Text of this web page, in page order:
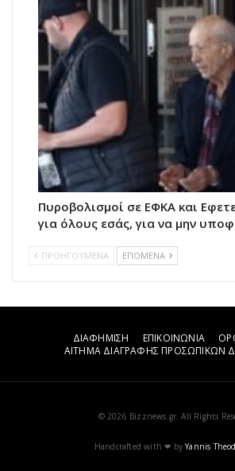
Πυροβολισμοί σε ΕΦΚΑ και
για όλους εσάς, για να μην
ΠΡΟΗΓΟΥΜΕΝΑ ΕΠΟΜΕΝΑ
ΔΙΑΦΗΜΙΣΗ ΕΠΙΚΟΙΝΩΝΙΑ
ΑΙΤΗΜΑ ΔΙΑΓΡΑΦΗΣ ΠΡΟΣΩΠΙΚΩΝ
© 2026 Bizznews.gr. All Rights
Handcrafted with ❤ byYannis